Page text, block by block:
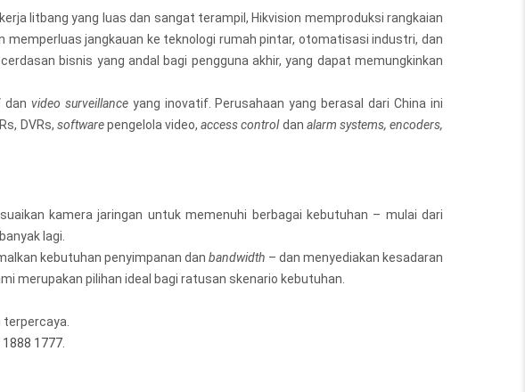
litbang yang luas dan sangat terampil, Hikvision memproduksi rangkaian
memperluas jangkauan ke teknologi rumah pintar, otomatisasi industri, dan
bisnis yang andal bagi pengguna akhir, yang dapat memungkinkan
dan video surveillanceyang inovatif. Perusahaan yang berasal dari China ini
DVRs, softwarepengelola video,access controldan alarm systems, encoders,
kamera jaringan untuk memenuhi berbagai kebutuhan – mulai dari
lagi.
kebutuhan penyimpanan danbandwidth – dan menyediakan kesadaran
merupakan pilihan ideal bagi ratusan skenario kebutuhan.
1888 1777